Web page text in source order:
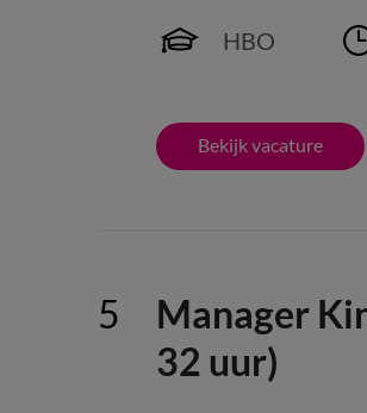
HBO
Bekijk vacature
Manager
32 uur)